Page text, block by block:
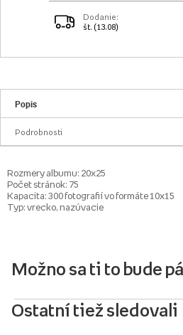
Dodanie:
št. (13.08)
Popis
Podrobnosti
Rozmery albumu: 20x25
Počet stránok: 75
Kapacita: 300 fotografií vo formáte 10x15
Typ: vrecko, nazúvacie
Možno sa ti to bude
Ostatní tiež sledovali